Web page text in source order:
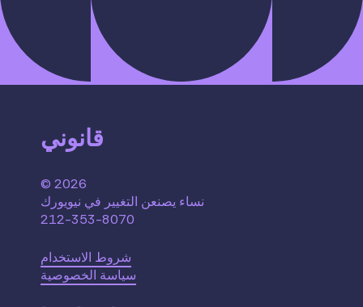
قانوني
© 2026
نساء يصنعن التغيير في نيويورك
212-353-8070
شروط الاستخدام
سياسة الخصوصية